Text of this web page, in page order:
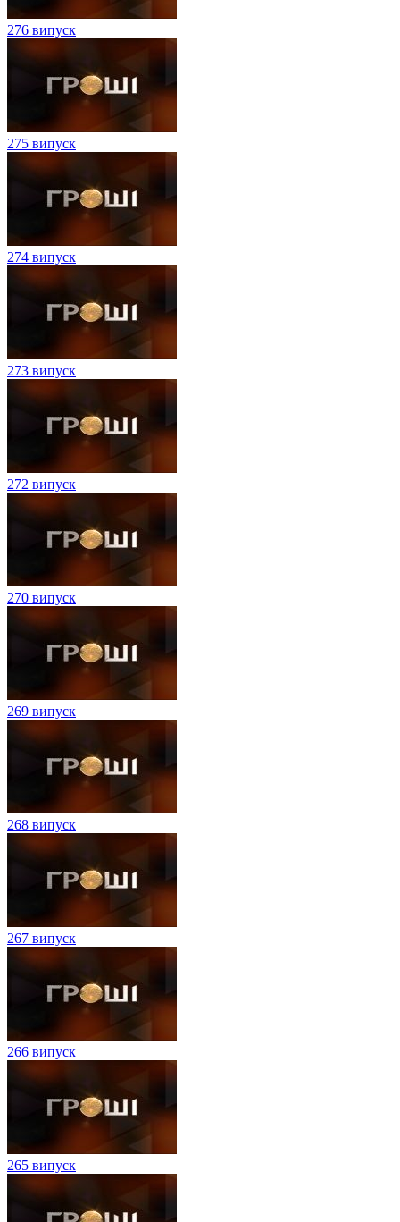
276 випуск
275 випуск
274 випуск
273 випуск
272 випуск
270 випуск
269 випуск
268 випуск
267 випуск
266 випуск
265 випуск